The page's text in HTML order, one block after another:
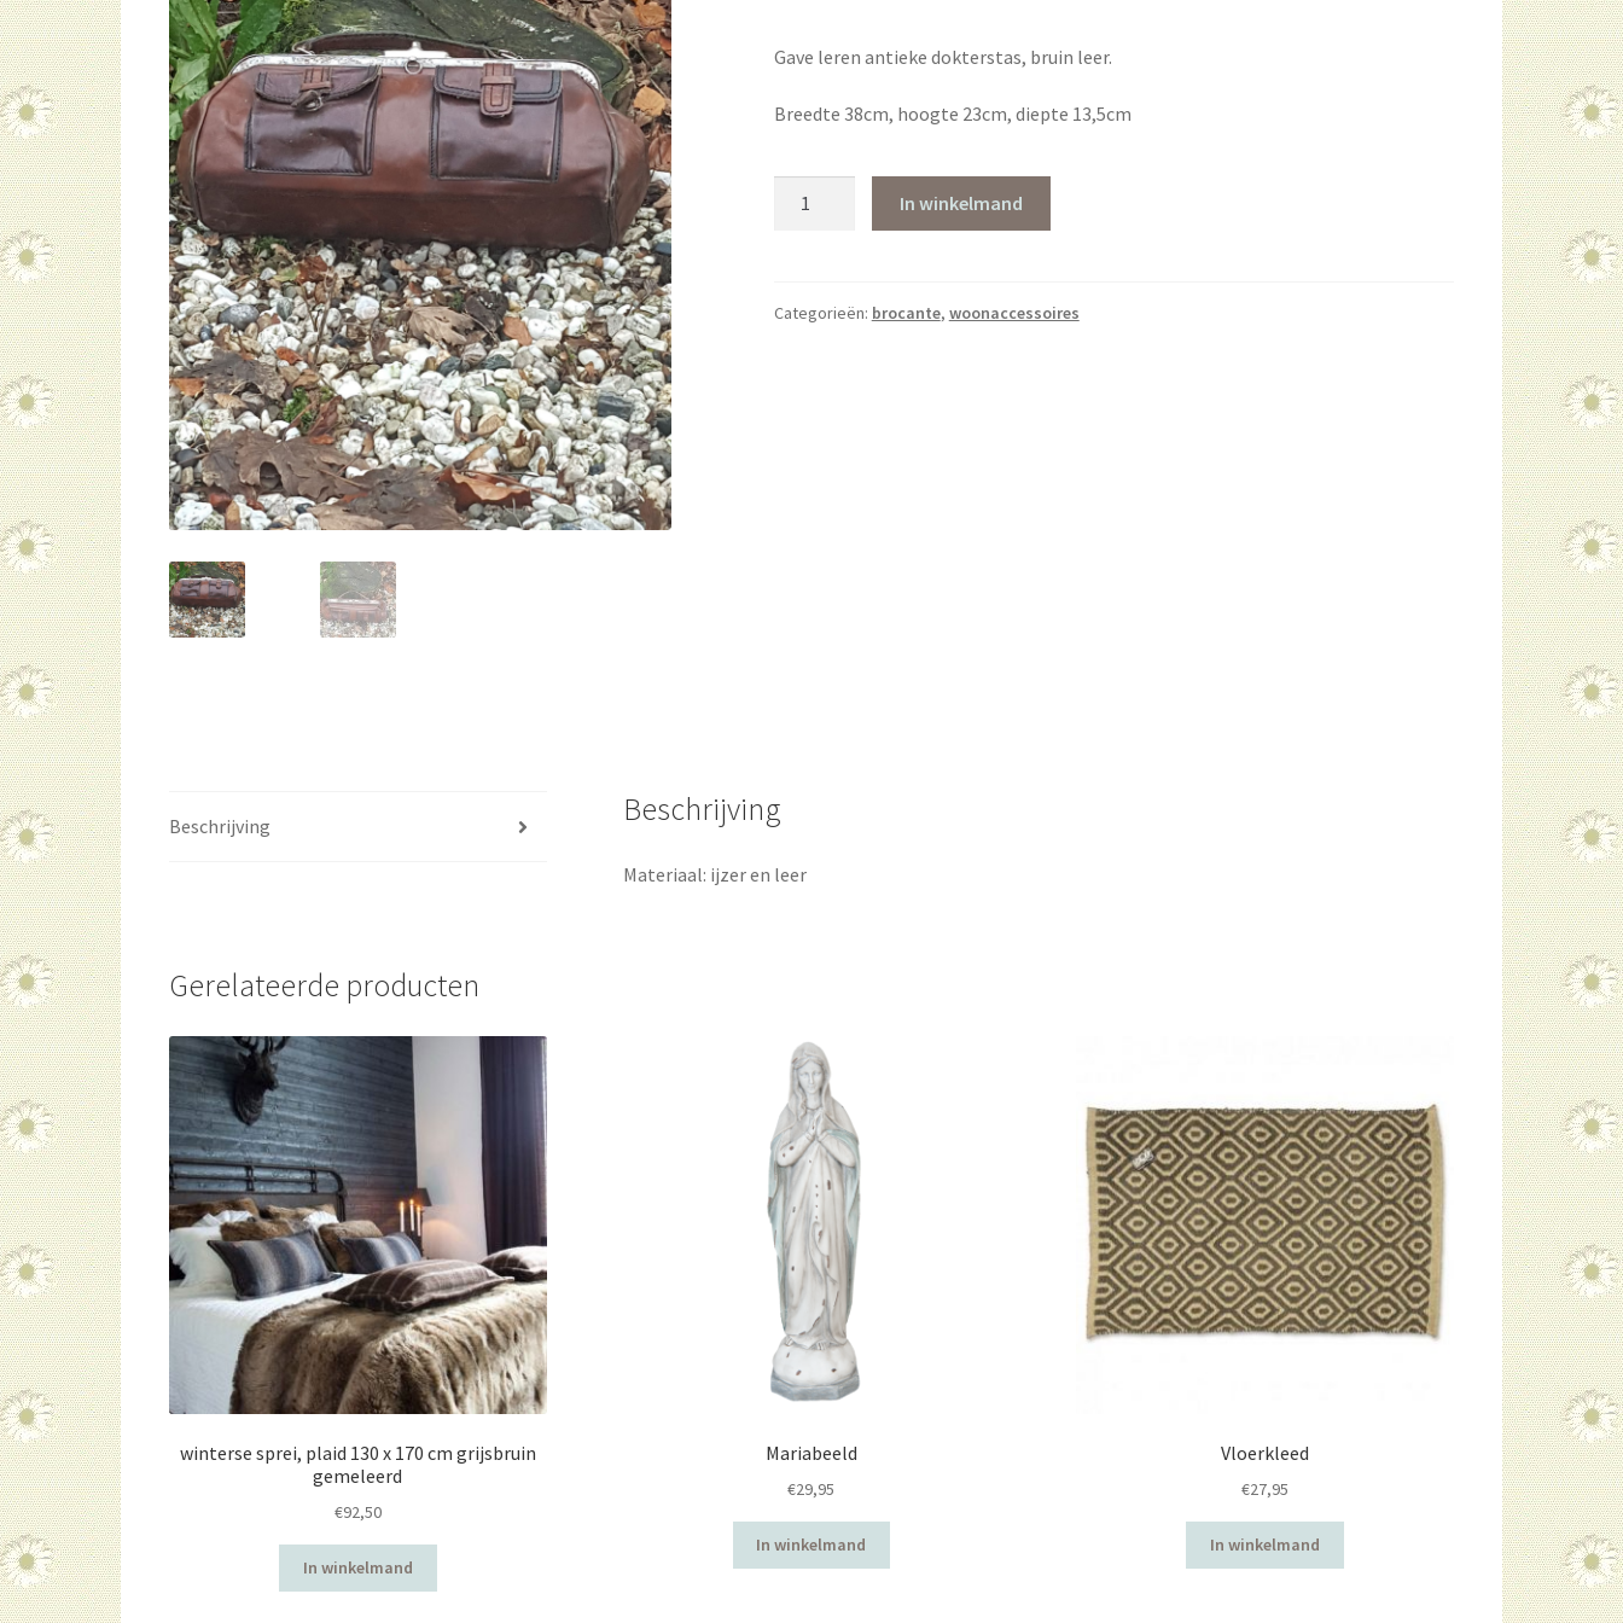
Gave leren antieke dokterstas, bruin leer.
Breedte 38cm, hoogte 23cm, diepte 13,5cm
In winkelmand
Categorieën: brocante, woonaccessoires
Beschrijving Beschrijving
Materiaal: ijzer en leer
Gerelateerde producten
winterse sprei, plaid 130 x 170 cm grijsbruin
gemeleerd
€92,50
In winkelmand
Mariabeeld
€29,95
In winkelmand
Vloerkleed
€27,95
In winkelmand